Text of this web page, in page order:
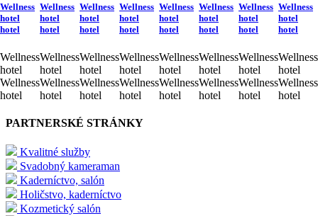
Wellness
hotel
hotel
Wellness
hotel
Wellness
hotel
Wellness
hotel
hotel
Wellness
hotel
Wellness
hotel
Wellness
hotel
hotel
Wellness
hotel
Wellness
hotel
Wellness
hotel
hotel
Wellness
hotel
Wellness
hotel
Wellness
hotel
hotel
Wellness
hotel
Wellness
hotel
Wellness
hotel
hotel
Wellness
hotel
Wellness
hotel
Wellness
hotel
hotel
Wellness
hotel
Wellness
hotel
Wellness
hotel
hotel
Wellness
hotel
Wellness
hotel
PARTNERSKÉ STRÁNKY
Kvalitné služby
Svadobný kameraman
Kaderníctvo, salón
Holičstvo, kaderníctvo
Kozmetický salón